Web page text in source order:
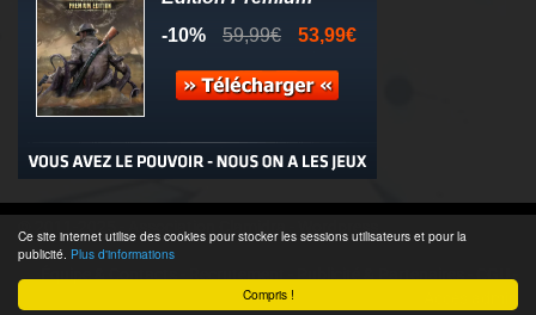
Compris !
Ce site internet utilise des cookies pour stocker les sessions utilisateurs et pour la
publicité. Plus d'informations